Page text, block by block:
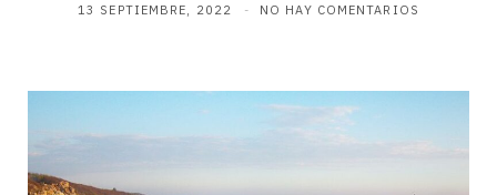
13 SEPTIEMBRE, 2022 NO HAY COMENTARIOS